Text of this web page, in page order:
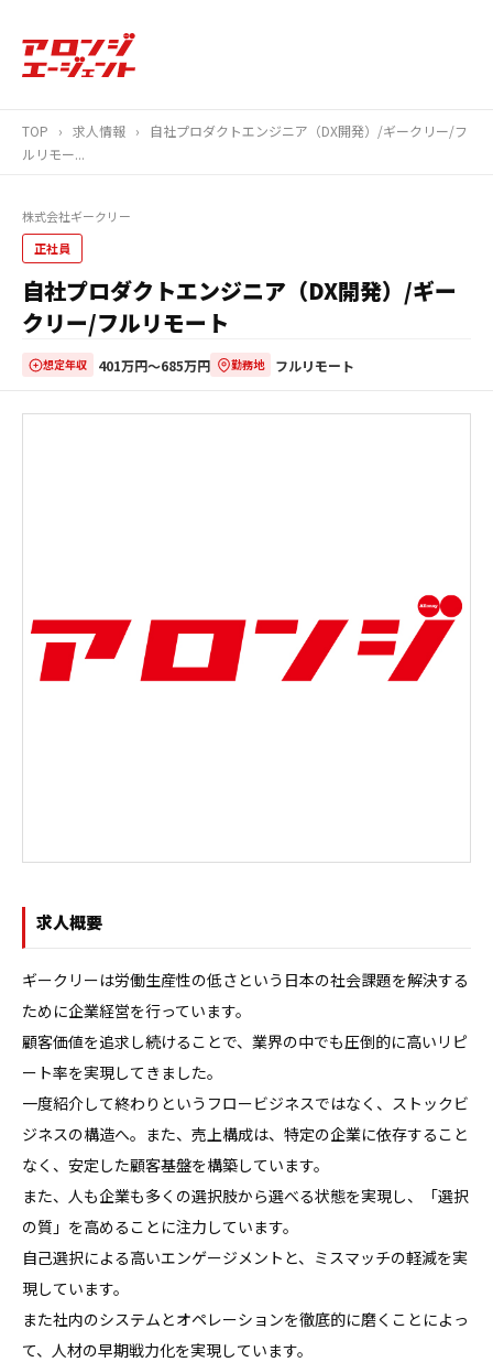
TOP › 求人情報 ›
自社プロダクトエンジニア（DX開発）/ギークリー/フ
ルリモー...
株式会社ギークリー
正社員
自社プロダクトエンジニア（DX開発）/ギー
クリー/フルリモート
想定年収 401万円〜685万円 勤務地 フルリモート
求人概要
ギークリーは労働生産性の低さという日本の社会課題を解決する
ために企業経営を行っています。
顧客価値を追求し続けることで、業界の中でも圧倒的に高いリピ
ート率を実現してきました。
一度紹介して終わりというフロービジネスではなく、ストックビ
ジネスの構造へ。また、売上構成は、特定の企業に依存すること
なく、安定した顧客基盤を構築しています。
また、人も企業も多くの選択肢から選べる状態を実現し、「選択
の質」を高めることに注力しています。
自己選択による高いエンゲージメントと、ミスマッチの軽減を実
現しています。
また社内のシステムとオペレーションを徹底的に磨くことによっ
て、人材の早期戦力化を実現しています。